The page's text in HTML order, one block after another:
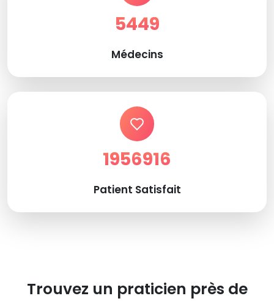
5449
Médecins
1956916
Patient Satisfait
Trouvez un praticien près de